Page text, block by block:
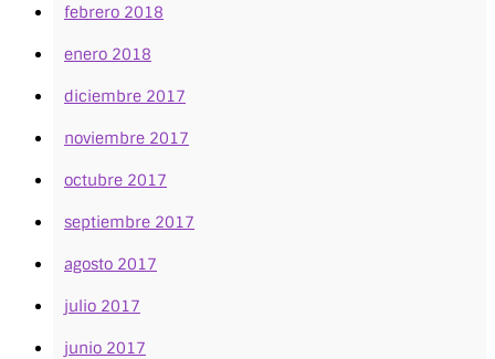
febrero 2018
enero 2018
diciembre 2017
noviembre 2017
octubre 2017
septiembre 2017
agosto 2017
julio 2017
junio 2017